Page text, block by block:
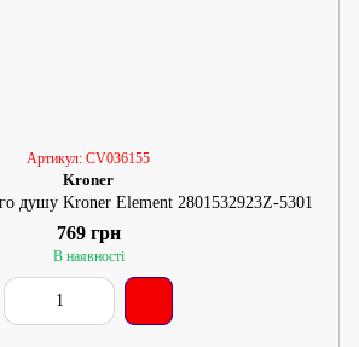
Артикул: CV036155
Kroner
душу Kroner Element 2801532923Z-5301
769 грн
В наявності